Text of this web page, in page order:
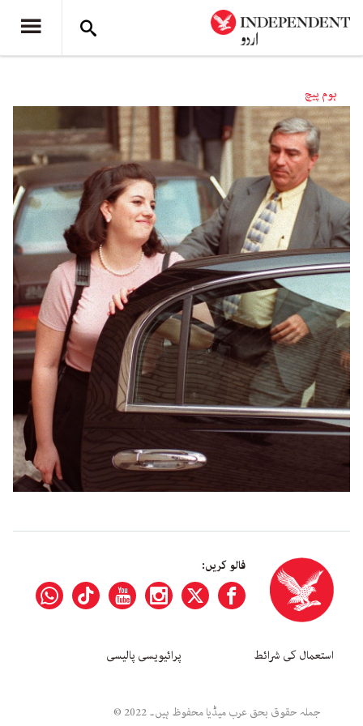
ہوم پیچ
فالو کریں:
استعمال کی شرائط پرائیویسی پالیسی
جملہ حقوق بحق عرب میڈیا محفوظ ہیں۔ 2022 ©